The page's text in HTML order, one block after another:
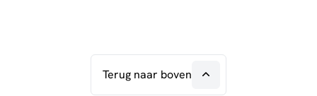
Terug naar boven